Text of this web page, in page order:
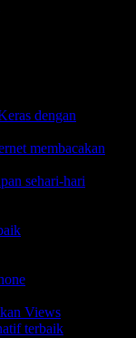
dengan
membacakan
sehari-hari
Views
terbaik